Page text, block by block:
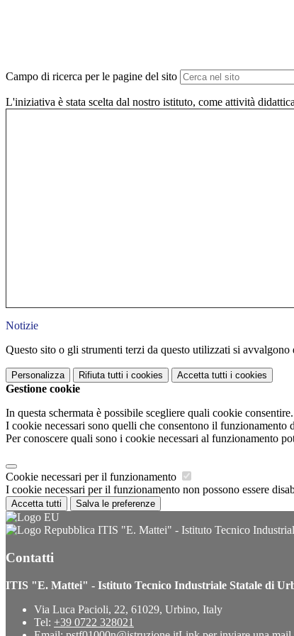
Campo di ricerca per le pagine del sito
L'iniziativa è stata scelta dal nostro istituto, come attività
Notizie
Questo sito o gli strumenti terzi da questo utilizzati si
Personalizza Rifiuta tutti i cookies Accetta tutti i cookies
Gestione cookie
In questa schermata è possibile scegliere quali cookie consentire.
I cookie necessari sono quelli che consentono il funzionamento
Per conoscere quali sono i cookie necessari al funzionamento
Cookie necessari per il funzionamento
I cookie necessari per il funzionamento non possono essere
Accetta tutti Salva le preferenze
ITIS "E. Mattei" - Istituto Tecnico
Contatti
ITIS "E. Mattei" - Istituto Tecnico Industriale Statale di
Via Luca Pacioli, 22, 61029, Urbino, Italy
Tel: +39 0722 328021